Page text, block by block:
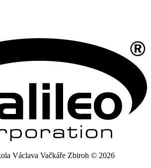
Václava Vačkáře Zbiroh © 2026